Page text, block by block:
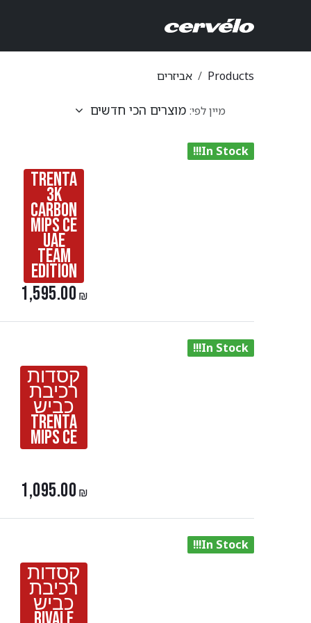
Products אביזרים
מיין לפי: מוצרים הכי חדשים
In Stock!!!
TRENTA
3K
CARBON
MIPS CE
UAE
TEAM
EDITION
₪
1,595.00
In Stock!!!
קסדות
רכיבת
כביש
Trenta
Mips Ce
₪
1,095.00
In Stock!!!
קסדות
רכיבת
כביש